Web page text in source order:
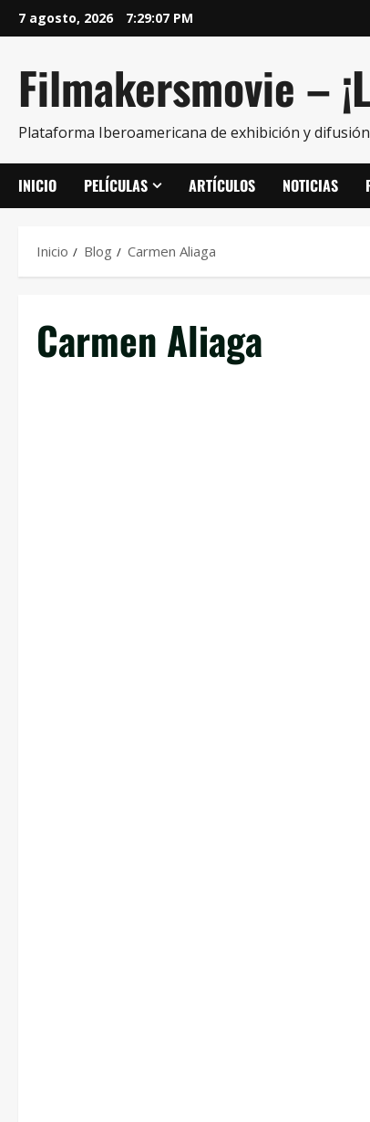
7 agosto, 2026 7:29:08 PM
Filmakersmovie –
Plataforma Iberoamericana de exhibición y
INICIO PELÍCULAS ARTÍCULOS NOTICIAS
Inicio Blog Carmen Aliaga
Carmen Aliaga